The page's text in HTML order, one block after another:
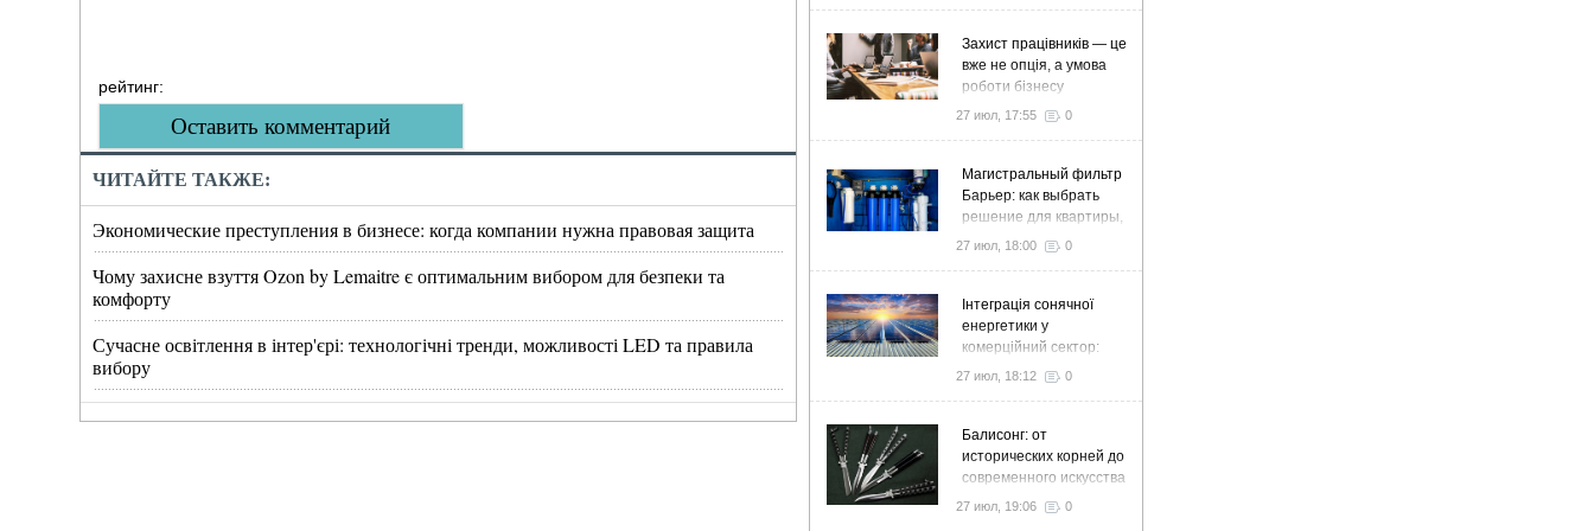
рейтинг:
Оставить комментарий
ЧИТАЙТЕ ТАКЖЕ:
Экономические преступления в бизнесе: когда компании нужна правовая защита
Чому захисне взуття Ozon by Lemaitre є оптимальним вибором для безпеки та
комфорту
Сучасне освітлення в інтер'єрі: технологічні тренди, можливості LED та правила
вибору
Захист працівників — це
вже не опція, а умова
роботи бізнесу
27 июл, 17:55 0
Магистральный фильтр
Барьер: как выбрать
решение для квартиры,
дома и коттеджа
27 июл, 18:00 0
Інтеграція сонячної
енергетики у
комерційний сектор:
стратегія розвитку та
27 июл, 18:12 0
Балисонг: от
исторических корней до
современного искусства
флиппинга
27 июл, 19:06 0